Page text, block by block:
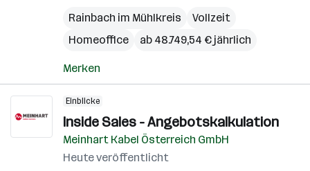
Rainbach im Mühlkreis
Vollzeit
Homeoffice
ab 48.749,54 € jährlich
Merken
Einblicke
Inside Sales - Angebotskalkulation
Meinhart Kabel Österreich GmbH
Heute veröffentlicht